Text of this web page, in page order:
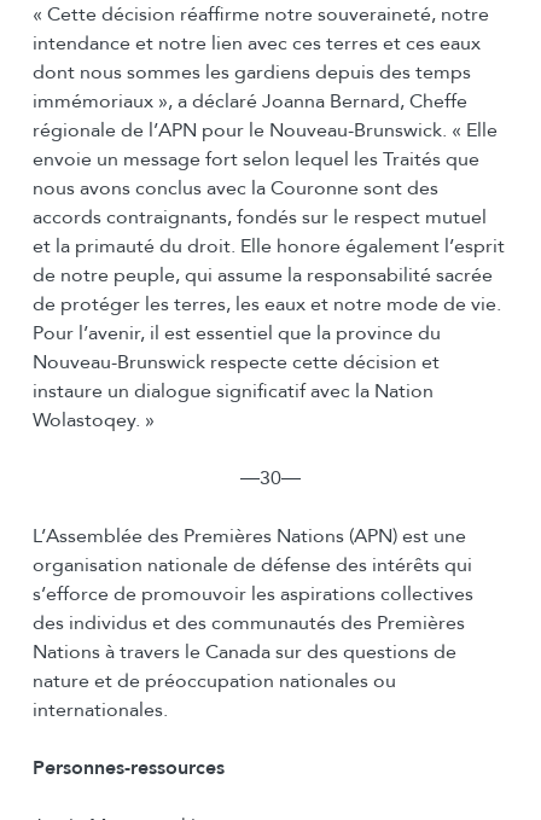
« Cette décision réaffirme notre souveraineté, notre
intendance et notre lien avec ces terres et ces eaux
dont nous sommes les gardiens depuis des temps
immémoriaux », a déclaré Joanna Bernard, Cheffe
régionale de l’APN pour le Nouveau-Brunswick. « Elle
envoie un message fort selon lequel les Traités que
nous avons conclus avec la Couronne sont des
accords contraignants, fondés sur le respect mutuel
et la primauté du droit. Elle honore également l’esprit
de notre peuple, qui assume la responsabilité sacrée
de protéger les terres, les eaux et notre mode de vie.
Pour l’avenir, il est essentiel que la province du
Nouveau-Brunswick respecte cette décision et
instaure un dialogue significatif avec la Nation
Wolastoqey. »
―30―
L’Assemblée des Premières Nations (APN) est une
organisation nationale de défense des intérêts qui
s’efforce de promouvoir les aspirations collectives
des individus et des communautés des Premières
Nations à travers le Canada sur des questions de
nature et de préoccupation nationales ou
internationales.
Personnes-ressources